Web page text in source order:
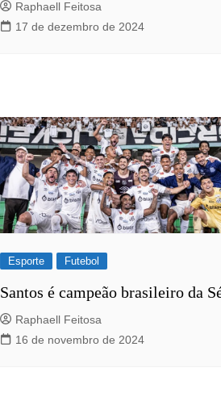
Raphaell Feitosa
17 de dezembro de 2024
Esporte Futebol
Santos é campeão brasileiro da
Raphaell Feitosa
16 de novembro de 2024